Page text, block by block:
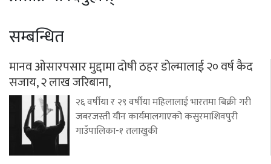
सम्बन्धित
मानव ओसारपसार मुद्दामा दोषी ठहर डोल्मालाई २० वर्ष कैद
सजाय, २ लाख जरिबाना,
२६ वर्षीया र २९ वर्षीया महिलालाई भारतमा बिक्री गरी
जबरजस्ती यौन कार्यमालगाएको कसुरमाशिवपुरी
गाउँपालिका-१ तलाखुकी